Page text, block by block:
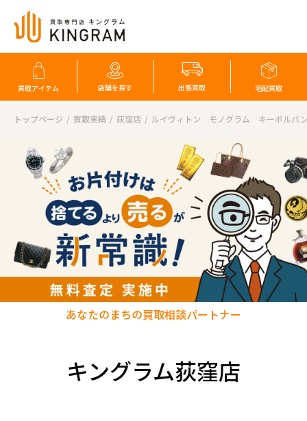
買取アイテム 店舗を探す 出張買取 宅配買取
トップページ 買取実績 荻窪店 ルイヴィトン モノグラム キーポルバ
キングラム荻窪店
あなたのまちの買取相談パートナー